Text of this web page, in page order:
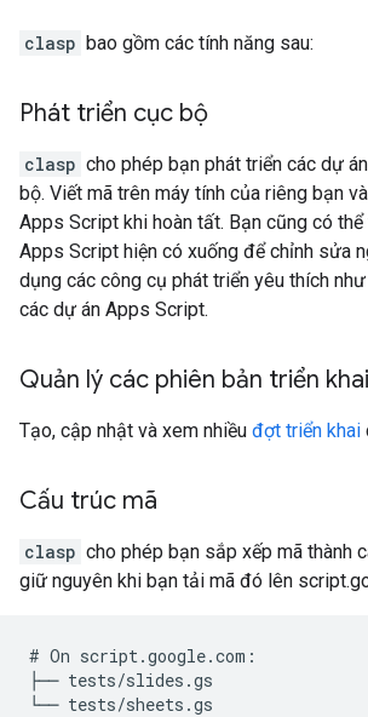
clasp bao gồm các tính năng sau:
Phát triển cục bộ
clasp cho phép bạn phát triển các dự
bộ. Viết mã trên máy tính của riêng bạn
Apps Script khi hoàn tất. Bạn cũng có
Apps Script hiện có xuống để chỉnh sửa
dụng các công cụ phát triển yêu thích như
các dự án Apps Script.
Quản lý các phiên bản triển khai
Tạo, cập nhật và xem nhiều đợt triển khai
Cấu trúc mã
clasp cho phép bạn sắp xếp mã thành
giữ nguyên khi bạn tải mã đó lên
# On script.google.com:
├── tests/slides.gs
└── tests/sheets.gs